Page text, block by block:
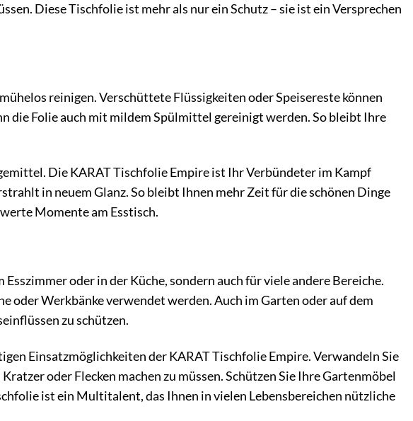
Diese Tischfolie ist mehr als nur ein Schutz – sie ist ein Versprechen
reinigen. Verschüttete Flüssigkeiten oder Speisereste können
die Folie auch mit mildem Spülmittel gereinigt werden. So bleibt Ihre
Die KARAT Tischfolie Empire ist Ihr Verbündeter im Kampf
in neuem Glanz. So bleibt Ihnen mehr Zeit für die schönen Dinge
Momente am Esstisch.
oder in der Küche, sondern auch für viele andere Bereiche.
oder Werkbänke verwendet werden. Auch im Garten oder auf dem
zu schützen.
Einsatzmöglichkeiten der KARAT Tischfolie Empire. Verwandeln Sie
oder Flecken machen zu müssen. Schützen Sie Ihre Gartenmöbel
ist ein Multitalent, das Ihnen in vielen Lebensbereichen nützliche